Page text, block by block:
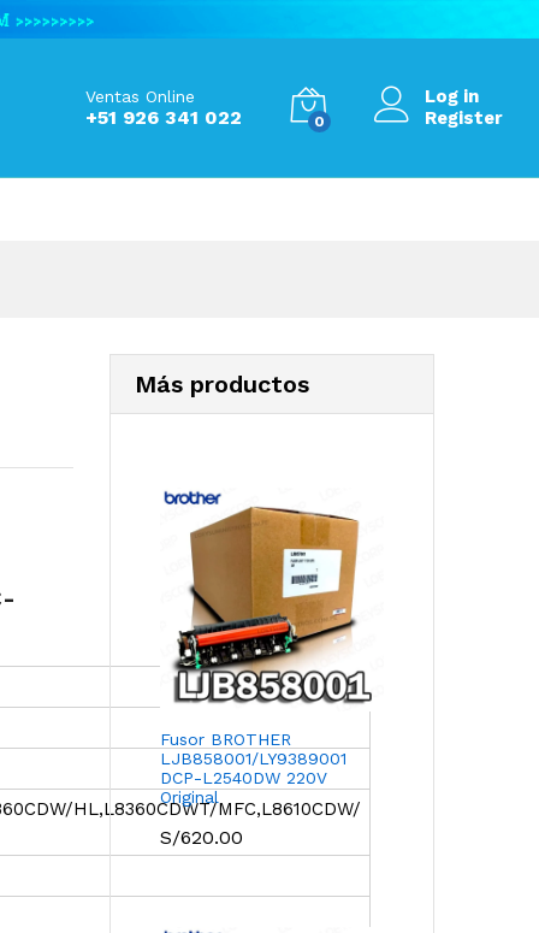
Ventas Online
+51 926 341 022 0
Log in
Register
HL,L8360CDWT/MFC,L8610CDW/
Más productos
Fusor BROTHER
LJB858001/LY9389001
DCP-L2540DW 220V
Original
S/620.00